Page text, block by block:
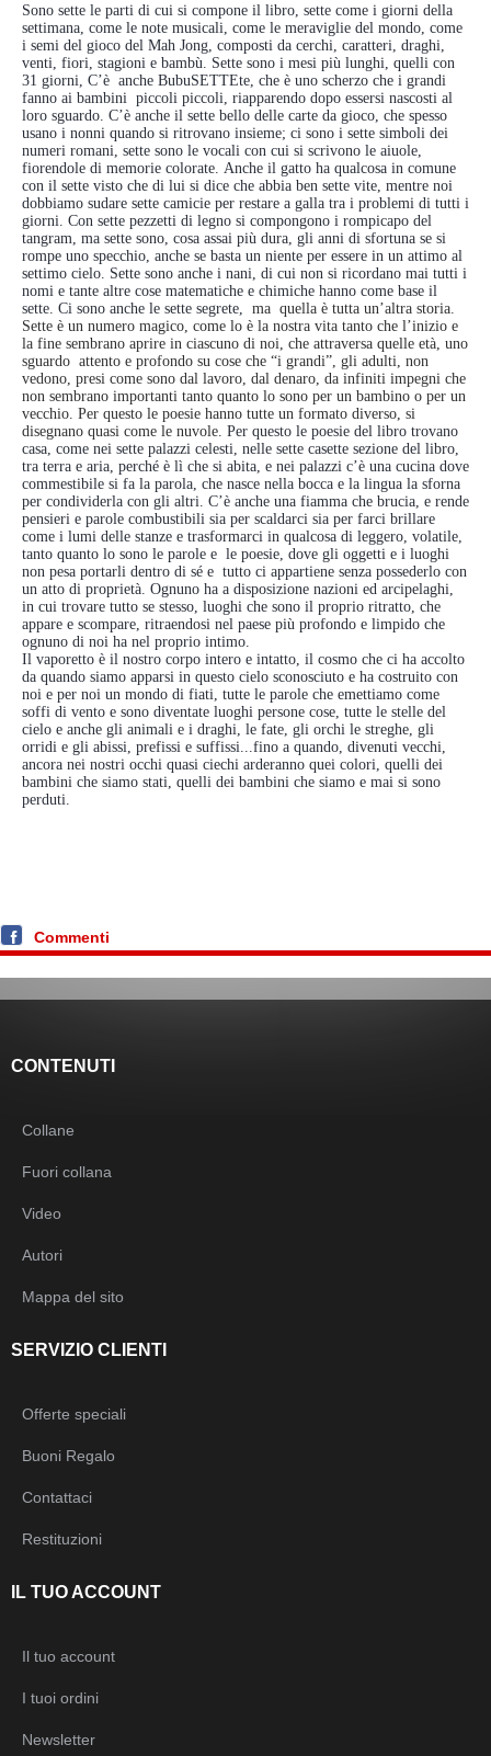
Sono sette le parti di cui si compone il libro, sette come i giorni della
settimana, come le note musicali, come le meraviglie del mondo, come
i semi del gioco del Mah Jong, composti da cerchi, caratteri, draghi,
venti, fiori, stagioni e bambù. Sette sono i mesi più lunghi, quelli con
31 giorni, C’è anche BubuSETTEte, che è uno scherzo che i grandi
fanno ai bambini piccoli piccoli, riapparendo dopo essersi nascosti al
loro sguardo. C’è anche il sette bello delle carte da gioco, che spesso
usano i nonni quando si ritrovano insieme; ci sono i sette simboli dei
numeri romani, sette sono le vocali con cui si scrivono le aiuole,
fiorendole di memorie colorate. Anche il gatto ha qualcosa in comune
con il sette visto che di lui si dice che abbia ben sette vite, mentre noi
dobbiamo sudare sette camicie per restare a galla tra i problemi di tutti i
giorni. Con sette pezzetti di legno si compongono i rompicapo del
tangram, ma sette sono, cosa assai più dura, gli anni di sfortuna se si
rompe uno specchio, anche se basta un niente per essere in un attimo al
settimo cielo. Sette sono anche i nani, di cui non si ricordano mai tutti i
nomi e tante altre cose matematiche e chimiche hanno come base il
sette. Ci sono anche le sette segrete,
ma quella è tutta un’altra storia.
Sette è un numero magico, come lo è la nostra vita tanto che l’inizio e
la fine sembrano aprire in ciascuno di noi, che attraversa quelle età, uno
sguardo attento e profondo su cose che “i grandi”, gli adulti, non
vedono, presi come sono dal lavoro, dal denaro, da infiniti impegni che
non sembrano importanti tanto quanto lo sono per un bambino o per un
vecchio. Per questo le poesie hanno tutte un formato diverso, si
disegnano quasi come le nuvole. Per questo le poesie del libro trovano
casa, come nei sette palazzi celesti, nelle sette casette sezione del libro,
tra terra e aria, perché è lì che si abita, e nei palazzi c’è una cucina dove
commestibile si fa la parola, che nasce nella bocca e la lingua la sforna
per condividerla con gli altri. C’è anche una fiamma che brucia, e rende
pensieri e parole combustibili sia per scaldarci sia per farci brillare
come i lumi delle stanze e trasformarci in qualcosa di leggero, volatile,
tanto quanto lo sono le parole e le poesie, dove gli oggetti e i luoghi
non pesa portarli dentro di sé e tutto ci appartiene senza possederlo con
un atto di proprietà. Ognuno ha a disposizione nazioni ed arcipelaghi,
in cui trovare tutto se stesso, luoghi che sono il proprio ritratto, che
appare e scompare, ritraendosi nel paese più profondo e limpido che
ognuno di noi ha nel proprio intimo.
Il vaporetto è il nostro corpo intero e intatto, il cosmo che ci ha accolto
da quando siamo apparsi in questo cielo sconosciuto e ha costruito con
noi e per noi un mondo di fiati, tutte le parole che emettiamo come
soffi di vento e sono diventate luoghi persone cose, tutte le stelle del
cielo e anche gli animali e i draghi, le fate, gli orchi le streghe, gli
orridi e gli abissi, prefissi e suffissi...fino a quando, divenuti vecchi,
ancora nei nostri occhi quasi ciechi arderanno quei colori, quelli dei
bambini che siamo stati, quelli dei bambini che siamo e mai si sono
perduti.
Commenti
CONTENUTI
Collane
Fuori collana
Video
Autori
Mappa del sito
SERVIZIO CLIENTI
Offerte speciali
Buoni Regalo
Contattaci
Restituzioni
IL TUO ACCOUNT
Il tuo account
I tuoi ordini
Newsletter